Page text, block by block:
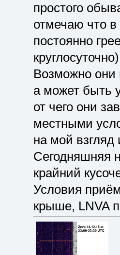
простого
отмечаю что
постоянно
Возможно они
а может быть
от чего они
местными
на мой взгляд
Сегодняшняя
крайний
Условия
крыше, LNVA